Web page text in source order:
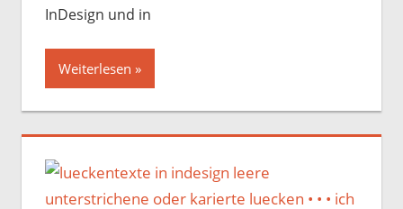
InDesign und in
Weiterlesen